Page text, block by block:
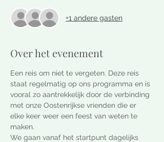
+1 andere gasten
Over het evenement
Een reis om niet te vergeten. Deze reis
staat regelmatig op ons programma en is
vooral zo aantrekkelijk door de verbinding
met onze Oostenrijkse vrienden die er
elke keer weer een feest van weten te
maken.
We gaan vanaf het startpunt dagelijks